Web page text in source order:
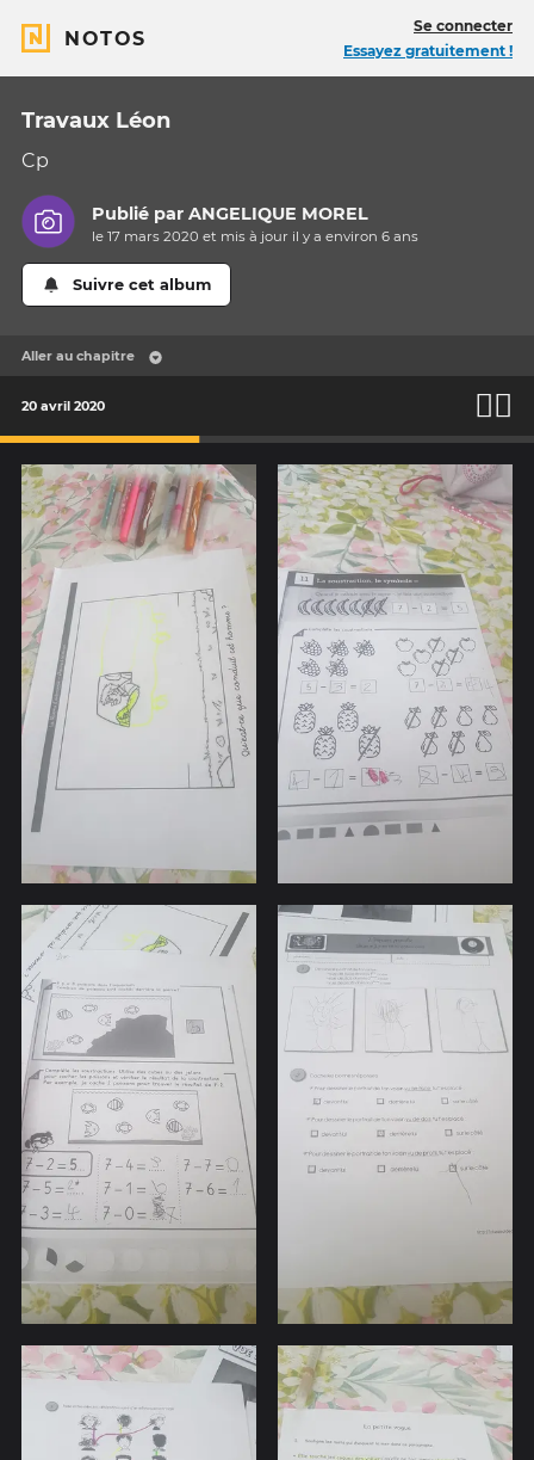
NOTOS
Se connecter
Essayez gratuitement !
Travaux Léon
Cp
Publié parANGELIQUE MOREL
le 17 mars 2020 et mis à jour il y aenviron 6 ans
Suivre cet album
Aller au chapitre
20 avril 2020 🧘‍♂️